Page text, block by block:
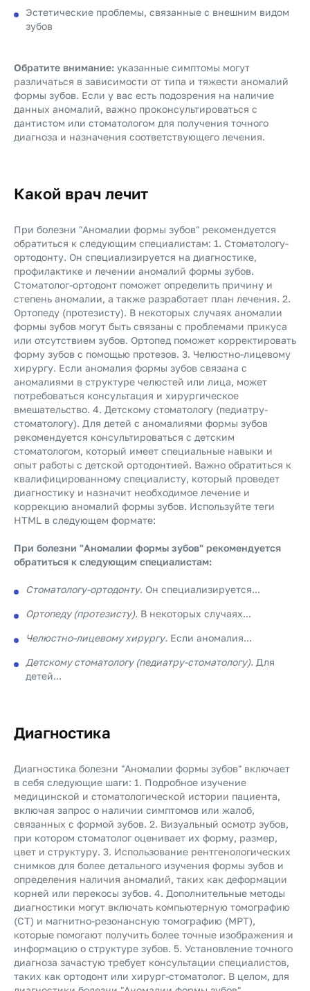
Эстетические проблемы, связанные с внешним видом
зубов
Обратите внимание: указанные симптомы могут
различаться в зависимости от типа и тяжести аномалий
формы зубов. Если у вас есть подозрения на наличие
данных аномалий, важно проконсультироваться с
дантистом или стоматологом для получения точного
диагноза и назначения соответствующего лечения.
Какой врач лечит
При болезни "Аномалии формы зубов" рекомендуется
обратиться к следующим специалистам: 1. Стоматологу-
ортодонту. Он специализируется на диагностике,
профилактике и лечении аномалий формы зубов.
Стоматолог-ортодонт поможет определить причину и
степень аномалии, а также разработает план лечения. 2.
Ортопеду (протезисту). В некоторых случаях аномалии
формы зубов могут быть связаны с проблемами прикуса
или отсутствием зубов. Ортопед поможет корректировать
форму зубов с помощью протезов. 3. Челюстно-лицевому
хирургу. Если аномалия формы зубов связана с
аномалиями в структуре челюстей или лица, может
потребоваться консультация и хирургическое
вмешательство. 4. Детскому стоматологу (педиатру-
стоматологу). Для детей с аномалиями формы зубов
рекомендуется консультироваться с детским
стоматологом, который имеет специальные навыки и
опыт работы с детской ортодонтией. Важно обратиться к
квалифицированному специалисту, который проведет
диагностику и назначит необходимое лечение и
коррекцию аномалий формы зубов. Используйте теги
HTML в следующем формате:
При болезни "Аномалии формы зубов" рекомендуется
обратиться к следующим специалистам:
Стоматологу-ортодонту. Он специализируется...
Ортопеду (протезисту). В некоторых случаях...
Челюстно-лицевому хирургу. Если аномалия...
Детскому стоматологу (педиатру-стоматологу). Для
детей...
Диагностика
Диагностика болезни "Аномалии формы зубов" включает
в себя следующие шаги: 1. Подробное изучение
медицинской и стоматологической истории пациента,
включая запрос о наличии симптомов или жалоб,
связанных с формой зубов. 2. Визуальный осмотр зубов,
при котором стоматолог оценивает их форму, размер,
цвет и структуру. 3. Использование рентгенологических
снимков для более детального изучения формы зубов и
определения наличия аномалий, таких как деформации
корней или перекосы зубов. 4. Дополнительные методы
диагностики могут включать компьютерную томографию
(CT) и магнитно-резонансную томографию (МРТ),
которые помогают получить более точные изображения и
информацию о структуре зубов. 5. Установление точного
диагноза зачастую требует консультации специалистов,
таких как ортодонт или хирург-стоматолог. В целом, для